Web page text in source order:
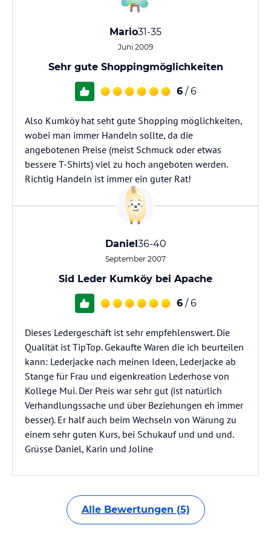
Mario31-35
Juni 2009
Sehr gute Shoppingmöglichkeiten
6 / 6
Also Kumköy hat seht gute Shopping möglichkeiten,
wobei man immer Handeln sollte, da die
angebotenen Preise (meist Schmuck oder etwas
bessere T-Shirts) viel zu hoch angeboten werden.
Richtig Handeln ist immer ein guter Rat!
Daniel36-40
September 2007
Sid Leder Kumköy bei Apache
6 / 6
Dieses Ledergeschäft ist sehr empfehlenswert. Die
Qualität ist TipTop. Gekaufte Waren die ich beurteilen
kann: Lederjacke nach meinen Ideen, Lederjacke ab
Stange für Frau und eigenkreation Lederhose von
Kollege Mui. Der Preis war sehr gut (ist natürlich
Verhandlungssache und über Beziehungen eh immer
besser). Er half auch beim Wechseln von Wärung zu
einem sehr guten Kurs, bei Schukauf und und und.
Grüsse Daniel, Karin und Joline
Alle Bewertungen (5)